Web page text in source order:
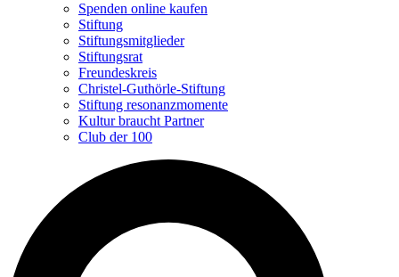
Spenden online kaufen
Stiftung
Stiftungsmitglieder
Stiftungsrat
Freundeskreis
Christel-Guthörle-Stiftung
Stiftung resonanzmomente
Kultur braucht Partner
Club der 100